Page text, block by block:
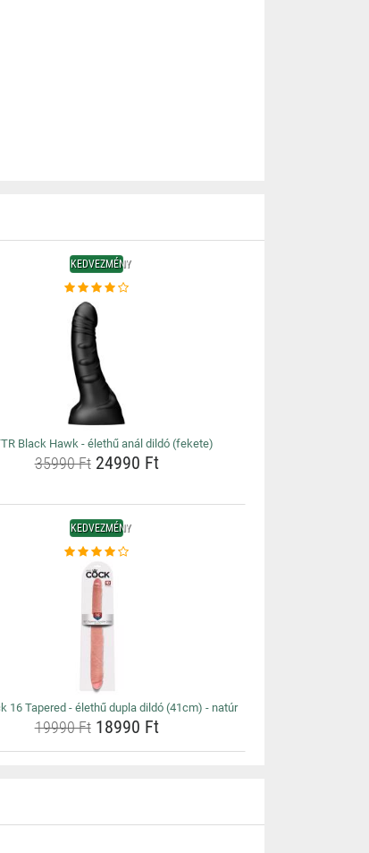
KEDVEZMÉNY
Black Hawk - élethű anál dildó (fekete)
35990 Ft24990 Ft
KEDVEZMÉNY
16 Tapered - élethű dupla dildó (41cm) - natúr
19990 Ft18990 Ft